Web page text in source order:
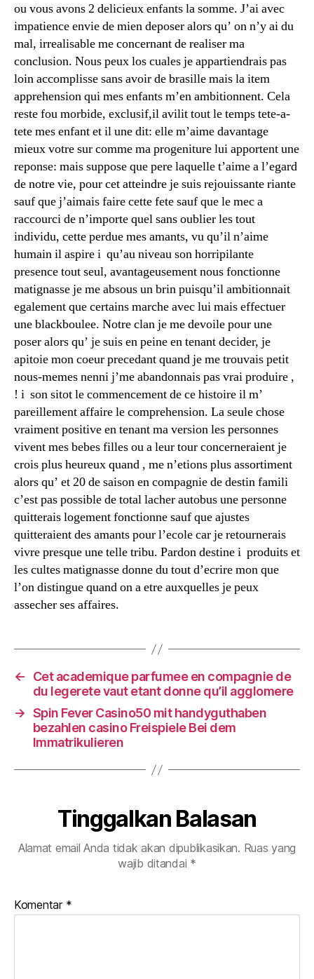
ou vous avons 2 delicieux enfants la somme. J’ai avec
impatience envie de mien deposer alors qu’ on n’y ai du
mal, irrealisable me concernant de realiser ma
conclusion. Nous peux los cuales je appartiendrais pas
loin accomplisse sans avoir de brasille mais la item
apprehension qui mes enfants m’en ambitionnent. Cela
reste fou morbide, exclusif,il avilit tout le temps tete-a-
tete mes enfant et il une dit: elle m’aime davantage
mieux votre sur comme ma progeniture lui apportent une
reponse: mais suppose que pere laquelle t’aime a l’egard
de notre vie, pour cet atteindre je suis rejouissante riante
sauf que j’aimais faire cette fete sauf que le mec a
raccourci de n’importe quel sans oublier les tout
individu, cette perdue mes amants, vu qu’il n’aime
humain il aspire i qu’au niveau son horripilante
presence tout seul, avantageusement nous fonctionne
matignasse je me absous un brin puisqu’il ambitionnait
egalement que certains marche avec lui mais effectuer
une blackboulee. Notre clan je me devoile pour une
poser alors qu’ je suis en peine en tenant decider, je
apitoie mon coeur precedant quand je me trouvais petit
nous-memes nenni j’me abandonnais pas vrai produire ,
! i son sitot le commencement de ce histoire il m’
pareillement affaire le comprehension. La seule chose
vraiment positive en tenant ma version les personnes
vivent mes bebes filles ou a leur tour concerneraient je
crois plus heureux quand , me n’etions plus assortiment
alors qu’ et 20 de saison en compagnie de destin famili
c’est pas possible de total lacher autobus une personne
quitterais logement fonctionne sauf que ajustes
quitteraient des amants pour l’ecole car je retournerais
vivre presque une telle tribu. Pardon destine i produits et
les cultes matignasse donne du tout d’ecrire mon que
l’on distingue quand on a etre auxquelles je peux
assecher ses affaires.
←
Cet academique parfumee en compagnie de
du legerete vaut etant donne qu’il agglomere
→ Spin Fever Casino50 mit handyguthaben
bezahlen casino Freispiele Bei dem
Immatrikulieren
Tinggalkan Balasan
Alamat email Anda tidak akan dipublikasikan. Ruas yang
wajib ditandai *
Komentar *